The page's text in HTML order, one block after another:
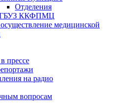
Отделения
ГБУЗ ККФПМЦ
медицинской
прессе
на радио
вопросам